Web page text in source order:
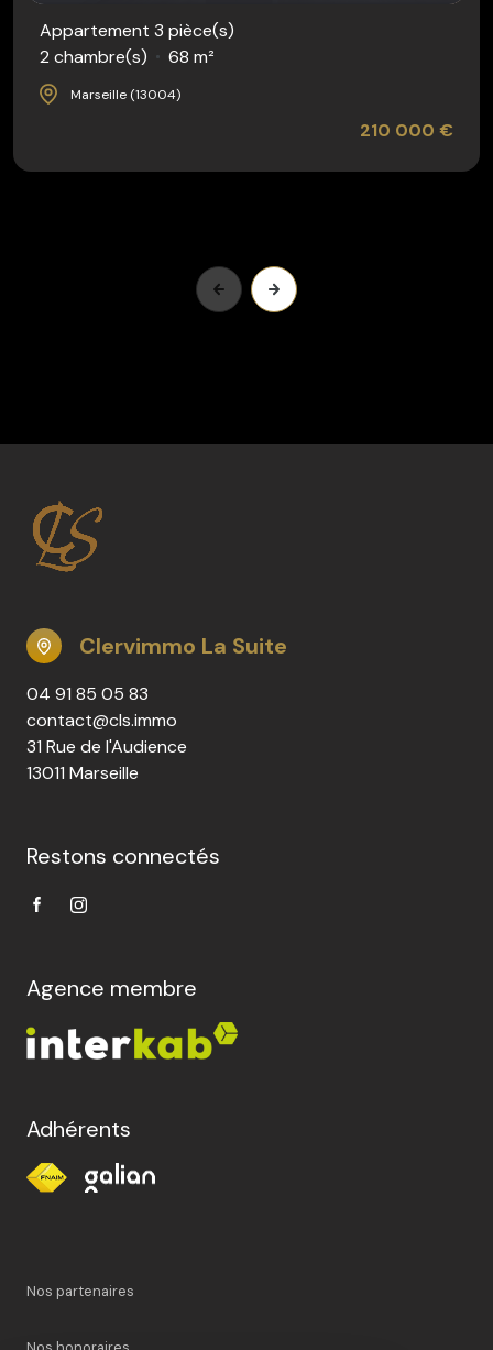
Appartement 3 pièce(s)
2 chambre(s)
68 m²
Marseille (13004)
210 000 €
Clervimmo La Suite
04 91 85 05 83
contact@cls.immo
31 Rue de l'Audience
13011 Marseille
Restons connectés
Agence membre
Adhérents
Nos partenaires